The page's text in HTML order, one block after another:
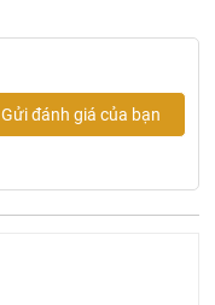
Gửi đánh giá của bạn